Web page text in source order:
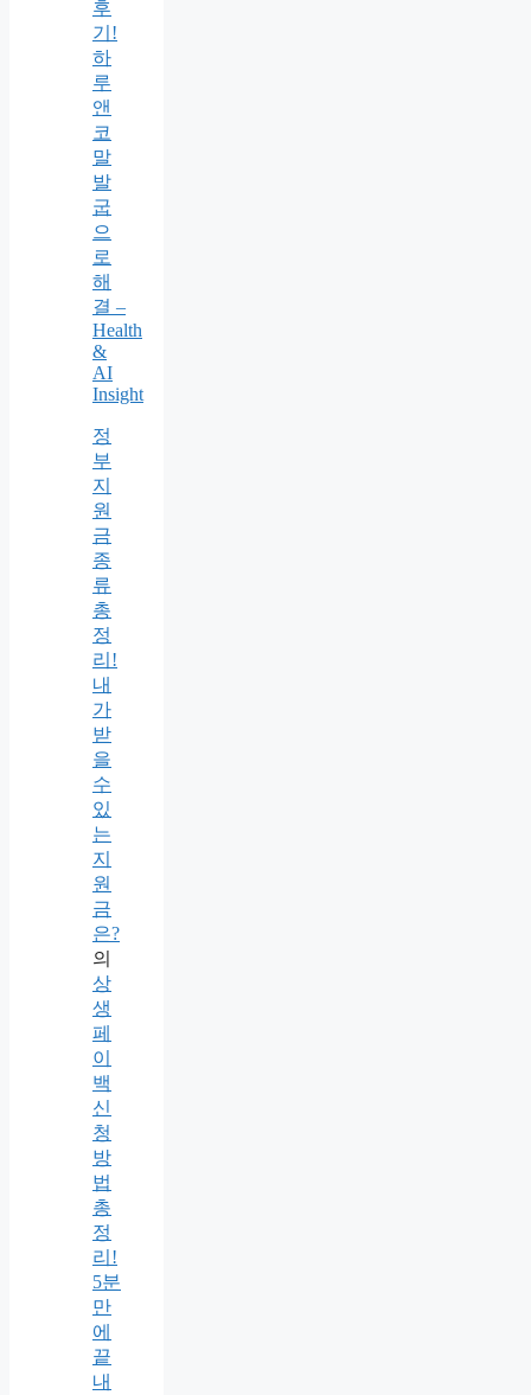
후
기!
하
루
앤
코
말
발
굽
으
로
해
결 –
Health
&
AI
Insight
정
부
지
원
금
종
류
총
정
리!
내
가
받
을
수
있
는
지
원
금
은?
의
상
생
페
이
백
신
청
방
법
총
정
리!
5분
만
에
끝
내